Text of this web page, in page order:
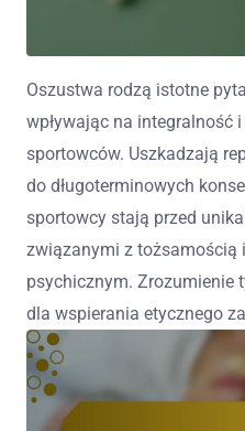
Oszustwa rodzą istotne
wpływając na integralność
sportowców. Uszkadzają
do długoterminowych
sportowcy stają przed
związanymi z tożsamością
psychicznym. Zrozumienie
dla wspierania etycznego